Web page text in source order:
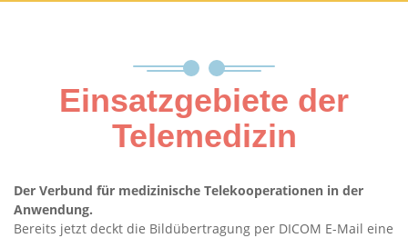
Einsatzgebiete der
Telemedizin
Der Verbund für medizinische Telekooperationen in der
Anwendung.
Bereits jetzt deckt die Bildübertragung per DICOM E-Mail eine